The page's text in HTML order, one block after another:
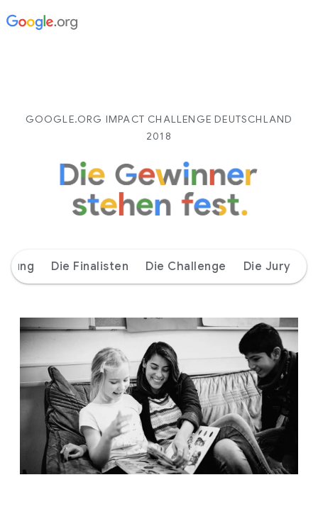
GOOGLE.ORG IMPACT CHALLENGE DEUTSCHLAND
2018
Die Finalisten Die Challenge Die Jury